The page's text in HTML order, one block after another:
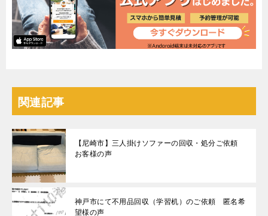
関連記事
【尼崎市】三人掛けソファーの回収・処分ご依頼
お客様の声
神戸市にて不用品回収（学習机）のご依頼 匿名希
望様の声